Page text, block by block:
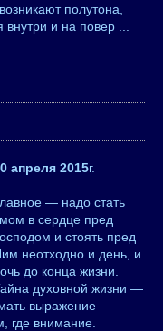
полутона,
и на повер
апреля 2015г.
— надо стать
в сердце пред
и стоять пред
неотходно и день, и
до конца жизни.
духовной жизни —
выражение
где внимание.